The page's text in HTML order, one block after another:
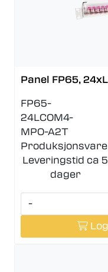
Panel FP65,
FP65-
24LCOM4-
MPO-A2T
Leveringstid ca 5
dager
-